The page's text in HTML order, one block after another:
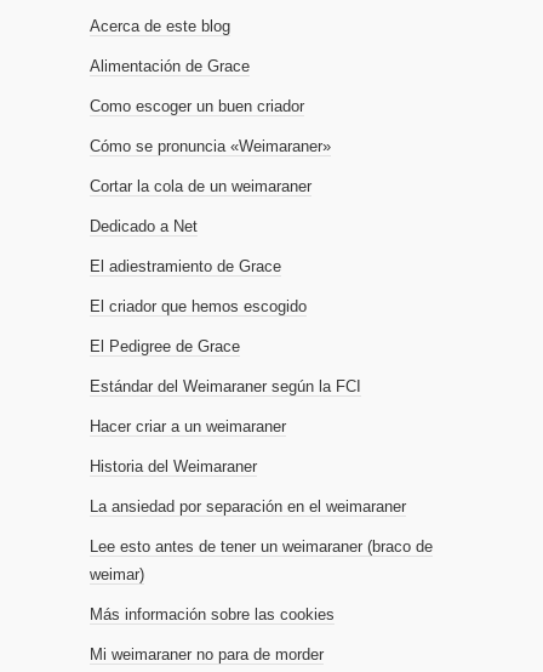
Acerca de este blog
Alimentación de Grace
Como escoger un buen criador
Cómo se pronuncia «Weimaraner»
Cortar la cola de un weimaraner
Dedicado a Net
El adiestramiento de Grace
El criador que hemos escogido
El Pedigree de Grace
Estándar del Weimaraner según la FCI
Hacer criar a un weimaraner
Historia del Weimaraner
La ansiedad por separación en el weimaraner
Lee esto antes de tener un weimaraner (braco de
weimar)
Más información sobre las cookies
Mi weimaraner no para de morder